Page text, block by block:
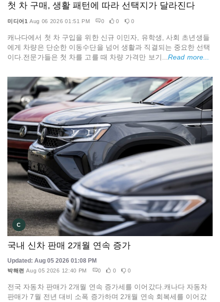
첫 차 구매, 생활 패턴에 따라 선택지가 달라진다
미디어1 Aug 06 2026 01:51 PM 0 0 0
캐나다에서 첫 차 구입을 위한 신규 이민자, 유학생, 사회 초년생들
에게 차량은 단순한 이동수단을 넘어 생활과 직결되는 중요한 선택
이다.전문가들은 첫 차를 고를 때 차량 가격만 보기...Read more...
C
국내 신차 판매 2개월 연속 증가
Updated: Aug 05 2026 01:08 PM
박해련 Aug 05 2026 12:40 PM 0 0 0
전국 자동차 판매가 2개월 연속 증가세를 이어갔다.캐나다 자동차
판매가 7월 전년 대비 소폭 증가하며 2개월 연속 회복세를 이어갔